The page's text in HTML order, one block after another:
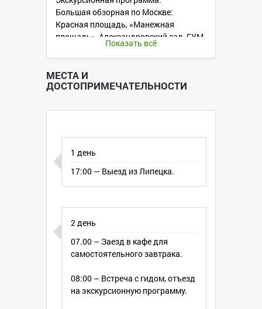
Большая обзорная по Москве:
Красная площадь, «Манежная
площадь», Александровский сад, ГУМ,
«Парк Горького», Смотровая
площадка на Воробьёвых горах,
здание Университета, Поклонная гора,
мост Багратион.
Посещение объектов, обладающих
Музей-заповедник «Царицыно»;
Музей- заповедник «Коломенское»;
Посещение музея-усадьбы
Архангелькое (4-х дневный тур);
Посещение чайного домика Перлова;
искусств А.С. Пушкина (5-и дневный
тур);
Усадьба «Кусково» — имение рода
Шереметьевых (5-и дневный тур);
Услуги гида.
Страховка в транспорте.
Проезд: Липецк — Москва — Липецк на
Показать всё
МЕСТА И
ДОСТОПРИМЕЧАТЕЛЬНОСТИ
1 день
17:00 — Выезд из Липецка.
2 день
07.00 – Заезд в кафе для
самостоятельного завтрака.
08:00 – Встреча с гидом, отъезд
на экскурсионную программу.